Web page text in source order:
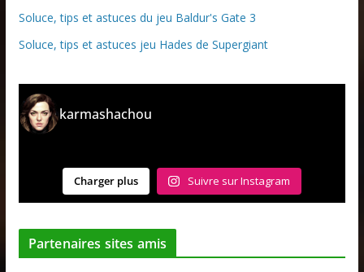
Soluce, tips et astuces du jeu Baldur's Gate 3
Soluce, tips et astuces jeu Hades de Supergiant
karmashachou
Charger plus Suivre sur Instagram
Partenaires sites amis